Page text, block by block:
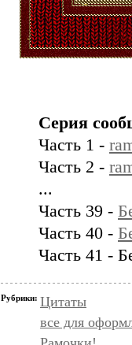
Серия
Часть 1 -
Часть 2 -
...
Часть 39 -
Часть 40 -
Часть 41 -
Рубрики: Цитаты
все для